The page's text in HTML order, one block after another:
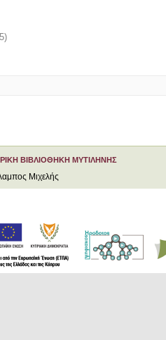
)
ΒΙΒΛΙΟΘΗΚΗ ΜΥΤΙΛΗΝΗΣ
Μιχελής